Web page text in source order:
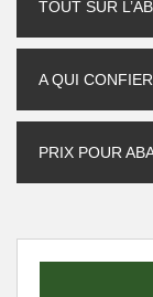
TOUT SUR
A QUI
PRIX POUR